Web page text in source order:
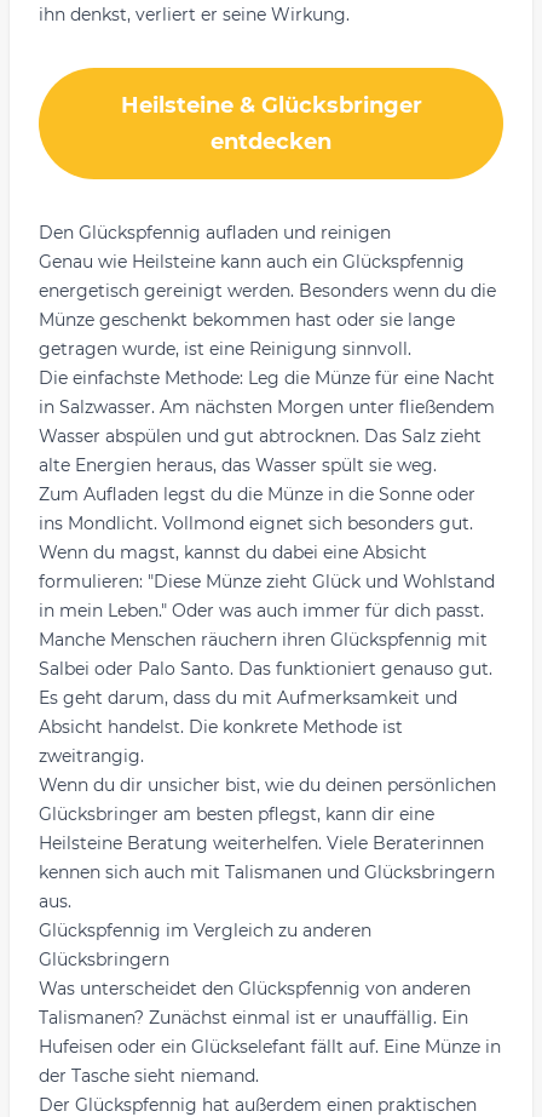
ihn denkst, verliert er seine Wirkung.
Heilsteine & Glücksbringer
entdecken
Den Glückspfennig aufladen und reinigen
Genau wie Heilsteine kann auch ein Glückspfennig
energetisch gereinigt werden. Besonders wenn du die
Münze geschenkt bekommen hast oder sie lange
getragen wurde, ist eine Reinigung sinnvoll.
Die einfachste Methode: Leg die Münze für eine Nacht
in Salzwasser. Am nächsten Morgen unter fließendem
Wasser abspülen und gut abtrocknen. Das Salz zieht
alte Energien heraus, das Wasser spült sie weg.
Zum Aufladen legst du die Münze in die Sonne oder
ins Mondlicht. Vollmond eignet sich besonders gut.
Wenn du magst, kannst du dabei eine Absicht
formulieren: "Diese Münze zieht Glück und Wohlstand
in mein Leben." Oder was auch immer für dich passt.
Manche Menschen räuchern ihren Glückspfennig mit
Salbei oder Palo Santo. Das funktioniert genauso gut.
Es geht darum, dass du mit Aufmerksamkeit und
Absicht handelst. Die konkrete Methode ist
zweitrangig.
Wenn du dir unsicher bist, wie du deinen persönlichen
Glücksbringer am besten pflegst, kann dir eine
Heilsteine Beratung weiterhelfen. Viele Beraterinnen
kennen sich auch mit Talismanen und Glücksbringern
aus.
Glückspfennig im Vergleich zu anderen
Glücksbringern
Was unterscheidet den Glückspfennig von anderen
Talismanen? Zunächst einmal ist er unauffällig. Ein
Hufeisen oder ein Glückselefant fällt auf. Eine Münze in
der Tasche sieht niemand.
Der Glückspfennig hat außerdem einen praktischen